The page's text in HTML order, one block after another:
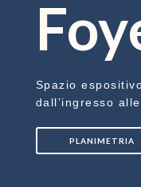
Spazio
dall’ingresso
PLANIMETRIA